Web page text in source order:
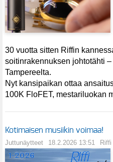
30 vuotta sitten Riffin
soitinrakennuksen johtotähti
Tampereelta.
Nyt kansipaikan ottaa
100K FloFET, mestariluokan
Kotimaisen musiikin voimaa!
Juttunäytteet 18.2.2026 13:51 Riffi